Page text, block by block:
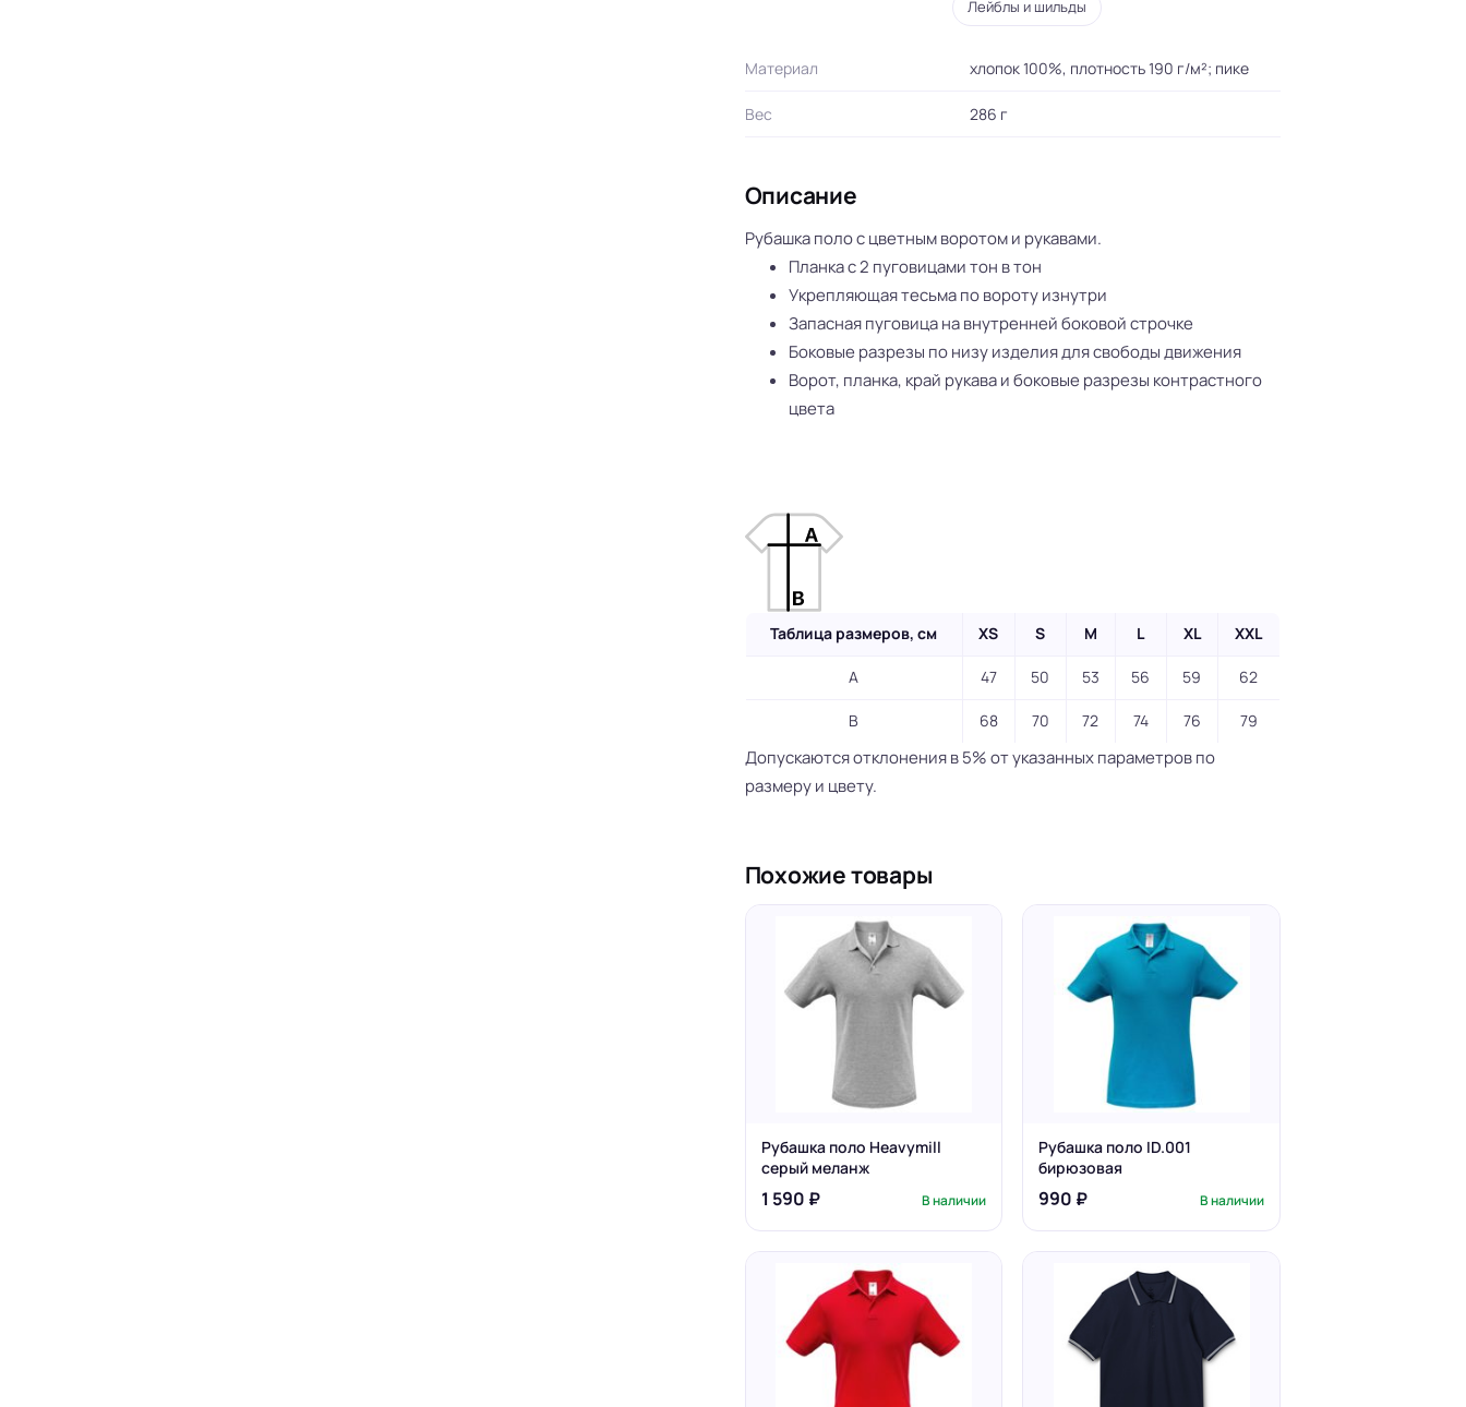
Лейблы и шильды
Материал хлопок 100%, плотность 190 г/м²; пике
Вес 286 г
Описание
Рубашка поло с цветным воротом и рукавами.
Планка с 2 пуговицами тон в тон
Укрепляющая тесьма по вороту изнутри
Запасная пуговица на внутренней боковой строчке
Боковые разрезы по низу изделия для свободы движения
Ворот, планка, край рукава и боковые разрезы контрастного
цвета
Таблица размеров, см XS S M L XL XXL
A 47 50 53 56 59 62
B 68 70 72 74 76 79
Допускаются отклонения в 5% от указанных параметров по
размеру и цвету.
Похожие товары
Рубашка поло Heavymill
серый меланж
1 590 ₽ В наличии
Рубашка поло ID.001
бирюзовая
990 ₽ В наличии